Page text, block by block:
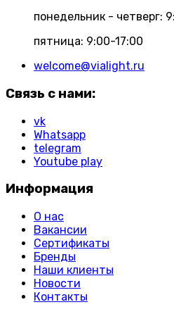
понедельник - четверг:
пятница: 9:00-17:00
welcome@vialight.ru
Связь с нами:
vk
Whatsapp
telegram
Youtube play
Информация
О нас
Вакансии
Сертификаты
Бренды
Наши клиенты
Новости
Контакты